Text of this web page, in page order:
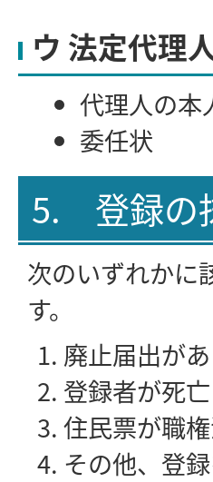
ウ 法定代理
代理人の本
委任状
5. 登録の
次のいずれかに
す。
廃止届出が
登録者が死
住民票が職
その他、登